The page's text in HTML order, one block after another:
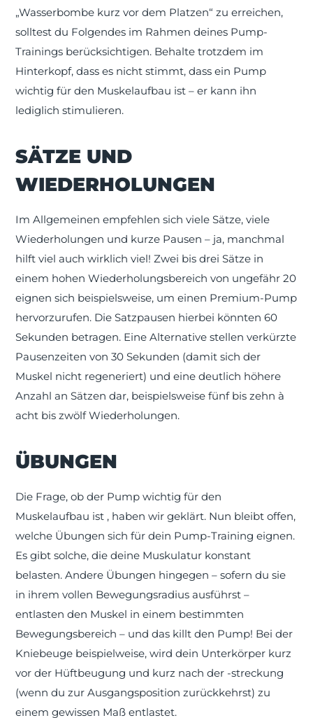
„Wasserbombe kurz vor dem Platzen“ zu erreichen,
solltest du Folgendes im Rahmen deines Pump-
Trainings berücksichtigen. Behalte trotzdem im
Hinterkopf, dass es nicht stimmt, dass ein Pump
wichtig für den Muskelaufbau ist – er kann ihn
lediglich stimulieren.
SÄTZE UND
WIEDERHOLUNGEN
Im Allgemeinen empfehlen sich viele Sätze, viele
Wiederholungen und kurze Pausen – ja, manchmal
hilft viel auch wirklich viel! Zwei bis drei Sätze in
einem hohen Wiederholungsbereich von ungefähr 20
eignen sich beispielsweise, um einen Premium-Pump
hervorzurufen. Die Satzpausen hierbei könnten 60
Sekunden betragen. Eine Alternative stellen verkürzte
Pausenzeiten von 30 Sekunden (damit sich der
Muskel nicht regeneriert) und eine deutlich höhere
Anzahl an Sätzen dar, beispielsweise fünf bis zehn à
acht bis zwölf Wiederholungen.
ÜBUNGEN
Die Frage, ob der Pump wichtig für den
Muskelaufbau ist , haben wir geklärt. Nun bleibt offen,
welche Übungen sich für dein Pump-Training eignen.
Es gibt solche, die deine Muskulatur konstant
belasten. Andere Übungen hingegen – sofern du sie
in ihrem vollen Bewegungsradius ausführst –
entlasten den Muskel in einem bestimmten
Bewegungsbereich – und das killt den Pump! Bei der
Kniebeuge beispielweise, wird dein Unterkörper kurz
vor der Hüftbeugung und kurz nach der -streckung
(wenn du zur Ausgangsposition zurückkehrst) zu
einem gewissen Maß entlastet.